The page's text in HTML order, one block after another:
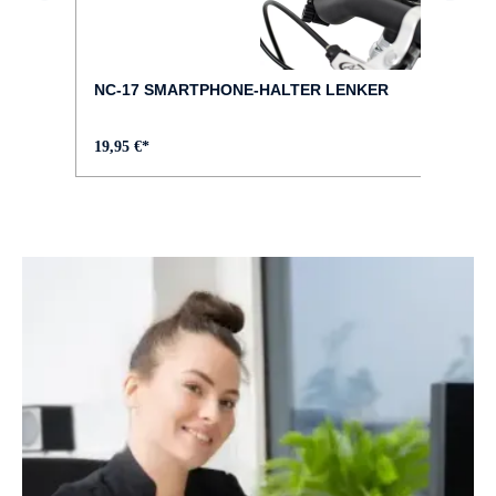
FARBE :
FEDERWEG VORNE :
GABEL :
RockShox Lyrik Ultimate, 1.8 Steerer
NC-17 SMARTPHONE-HALTER LENKER
19,95 €*